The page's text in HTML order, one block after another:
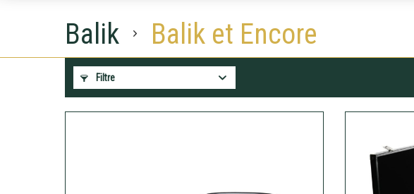
Balik Balik et Encore
Filtre